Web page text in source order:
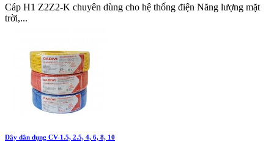
Cáp H1 Z2Z2-K chuyên dùng cho hệ thống điện Năng lượng mặt
trời,...
Dây dân dụng CV-1.5, 2.5, 4, 6, 8, 10